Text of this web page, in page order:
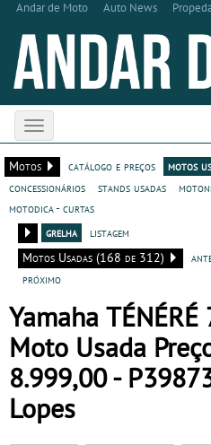
Andar de Moto Auto News
Toggle
navigation
Motos
catálogo e preços motos
concessionários
stands usadas
motodica - curtas
grelha
listagem
Motos Usadas (168 de 312)
próximo
Yamaha TÉNÉRÉ
Moto Usada
8.999,00 -
Lopes